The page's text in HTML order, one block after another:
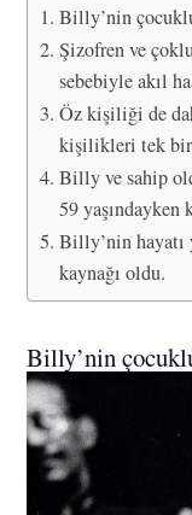
Billy’nin
Şizofren ve
sebebiyle akıl
Öz kişiliği de
kişilikleri tek bir
Billy ve sahip
59 yaşındayken
Billy’nin hayatı
kaynağı oldu.
Billy’nin